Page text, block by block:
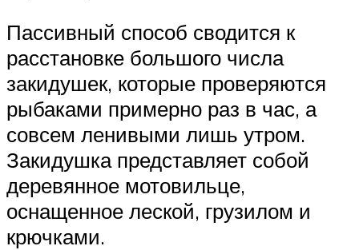
Пассивный способ сводится к
расстановке большого числа
закидушек, которые проверяются
рыбаками примерно раз в час, а
совсем ленивыми лишь утром.
Закидушка представляет собой
деревянное мотовильце,
оснащенное леской, грузилом и
крючками.